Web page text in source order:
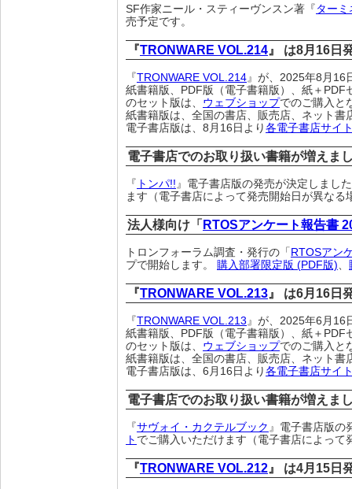
SF作家ニール・スティーヴンスン著『 ター
売予定です。
『TRONWARE VOL.214 』 は8月16日
『TRONWARE VOL.214』が、2025年8月16
紙書籍版、PDF版（電子書籍版）、紙＋
のセット版は、 ウェブショップでのご購入と
紙書籍版は、全国の書店、販売店、ネット書
電子書店版は、8月16日より 各電子書店サイ
電子書店でのお取り扱い書籍が増えま
『 トンパ!! 』電子書店版の発売が決定しまし
ます（電子書店によって発売開始日が異なる
法人様向け「 RTOSアンケート報告書
トロンフォーラム調査・発行の「 RTOSアン
プで開始します。 購入部署限定版 (PDF版)、
『TRONWARE VOL.213 』 は6月16日
『TRONWARE VOL.213 』が、2025年6月16
紙書籍版、PDF版（電子書籍版）、紙＋
のセット版は、 ウェブショップでのご購入と
紙書籍版は、全国の書店、販売店、ネット書
電子書店版は、6月16日より 各電子書店サイ
電子書店でのお取り扱い書籍が増えま
『サヴォイ・カクテルブック 』電子書店版の
ト でご購入いただけます（電子書店によっ
『TRONWARE VOL.212 』 は4月15日